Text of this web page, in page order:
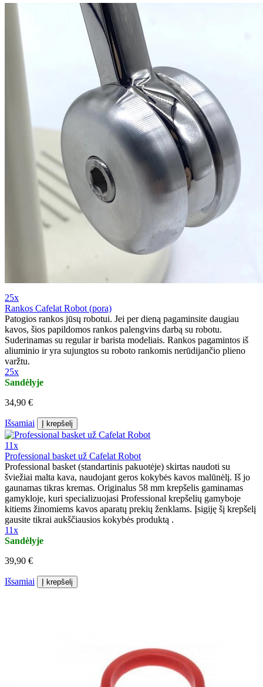
25x
Rankos Cafelat Robot (pora)
Patogios rankos jūsų robotui. Jei per dieną pagaminsite daugiau
kavos, šios papildomos rankos palengvins darbą su robotu.
Suderinamas su regular ir barista modeliais. Rankos pagamintos iš
aliuminio ir yra sujungtos su roboto rankomis nerūdijančio plieno
varžtu.
25x
Sandėlyje
34,90 €
Išsamiai Į krepšelį
11x
Professional basket už Cafelat Robot
Professional basket (standartinis pakuotėje) skirtas naudoti su
šviežiai malta kava, naudojant geros kokybės kavos malūnėlį. Iš jo
gaunamas tikras kremas. Originalus 58 mm krepšelis gaminamas
gamykloje, kuri specializuojasi Professional krepšelių gamyboje
kitiems žinomiems kavos aparatų prekių ženklams. Įsigiję šį krepšelį
gausite tikrai aukščiausios kokybės produktą .
11x
Sandėlyje
39,90 €
Išsamiai Į krepšelį